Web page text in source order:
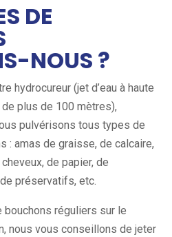
DE
NOUS ?
hydrocureur (jet d’eau à haute
plus de 100 mètres),
pulvérisons tous types de
: amas de graisse, de calcaire,
de papier, de
préservatifs, etc.
bouchons réguliers sur le
nous vous conseillons de jeter